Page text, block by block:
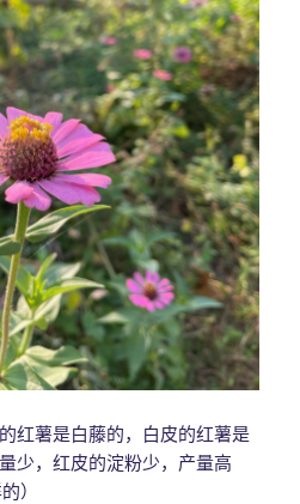
红薯是白藤的，白皮的红薯是
少，红皮的淀粉少，产量高
）